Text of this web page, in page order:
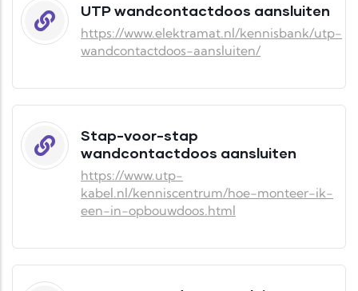
UTP wandcontactdoos aansluiten
https://www.elektramat.nl/kennisbank/utp-
wandcontactdoos-aansluiten/
Stap-voor-stap
wandcontactdoos aansluiten
https://www.utp-
kabel.nl/kenniscentrum/hoe-monteer-ik-
een-in-opbouwdoos.html